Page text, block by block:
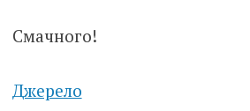
Смачного!
Джерело